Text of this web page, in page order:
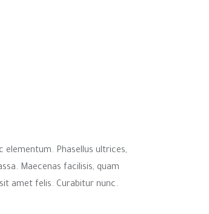
elementum. Phasellus ultrices,
Maecenas facilisis, quam
amet felis. Curabitur nunc.